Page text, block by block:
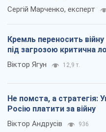
Сергій Марченко, експерт
Кремль переносить
під загрозою критична
Віктор Ягун 12,9 т.
Не помста, а стратегія:
Росію платити за війну
Віктор Андрусів 936